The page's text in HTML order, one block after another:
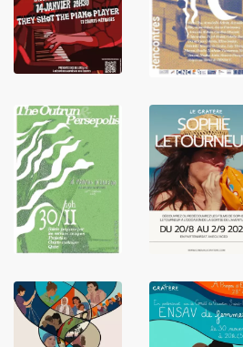
LIRE LIRE
LIRE LIRE